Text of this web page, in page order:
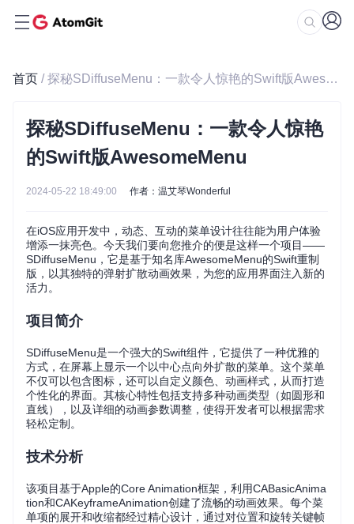
首页 / 探秘SDiffuseMenu：一款令人惊艳的Swift版AwesomeMenu
探秘SDiffuseMenu：一款令人惊艳
的Swift版AwesomeMenu
2024-05-22 18:49:00 作者：温艾琴Wonderful
在iOS应用开发中，动态、互动的菜单设计往往能为用户体验
增添一抹亮色。今天我们要向您推介的便是这样一个项目——
SDiffuseMenu，它是基于知名库AwesomeMenu的Swift重制
版，以其独特的弹射扩散动画效果，为您的应用界面注入新的
活力。
项目简介
SDiffuseMenu是一个强大的Swift组件，它提供了一种优雅的
方式，在屏幕上显示一个以中心点向外扩散的菜单。这个菜单
不仅可以包含图标，还可以自定义颜色、动画样式，从而打造
个性化的界面。其核心特性包括支持多种动画类型（如圆形和
直线），以及详细的动画参数调整，使得开发者可以根据需求
轻松定制。
技术分析
该项目基于Apple的Core Animation框架，利用CABasicAnima
tion和CAKeyframeAnimation创建了流畅的动画效果。每个菜
单项的展开和收缩都经过精心设计，通过对位置和旋转关键帧